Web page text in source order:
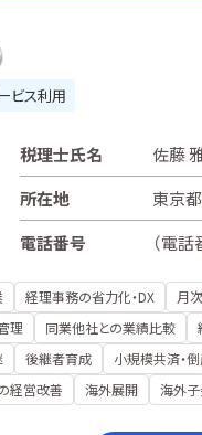
ビス利用
税理士氏名
佐藤
所在地
東京
電話番号
（電話
経理事務の省力化・DX 月
理
同業他社との業績比較
後継者育成 小規模共済・
経営改善
海外展開 海外